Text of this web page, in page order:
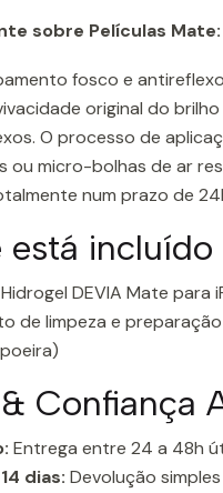
sobre Películas Mate:
fosco e
original do
O processo de
ou micro-bolhas de ar
num prazo de
está
DEVIA Mate para
de limpeza e
Confiança
Entrega entre 24 a 48h
dias: Devolução